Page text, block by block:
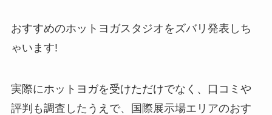
おすすめのホットヨガスタジオをズバリ発表しち
ゃいます!
実際にホットヨガを受けただけでなく、口コミや
評判も調査したうえで、国際展示場エリアのおす